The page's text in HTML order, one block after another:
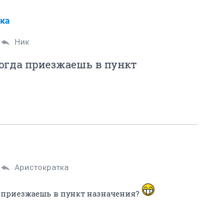
Ник
приезжаешь в пункт
Аристократка
в пункт назначения?